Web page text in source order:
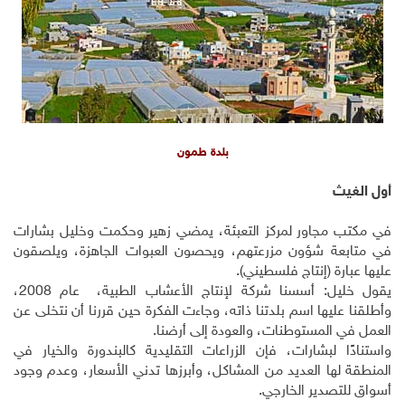
بلدة طمون
أول الغيث
في مكتب مجاور لمركز التعبئة، يمضي زهير وحكمت وخليل بشارات
في متابعة شؤون مزرعتهم، ويحصون العبوات الجاهزة، ويلصقون
عليها عبارة (إنتاج فلسطيني).
يقول خليل: أسسنا شركة لإنتاج الأعشاب الطبية، عام 2008،
وأطلقنا عليها اسم بلدتنا ذاته، وجاءت الفكرة حين قررنا أن نتخلى عن
العمل في المستوطنات، والعودة إلى أرضنا.
واستنادًا لبشارات، فإن الزراعات التقليدية كالبندورة والخيار في
المنطقة لها العديد من المشاكل، وأبرزها تدني الأسعار، وعدم وجود
أسواق للتصدير الخارجي.